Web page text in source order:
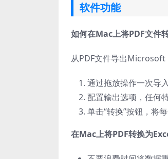
软件功能
如何在Mac上将PDF文件
从PDF文件导出Microsoft
通过拖放操作一次导入
配置输出选项，任何
单击“转换”按钮，将
在Mac上将PDF转换为